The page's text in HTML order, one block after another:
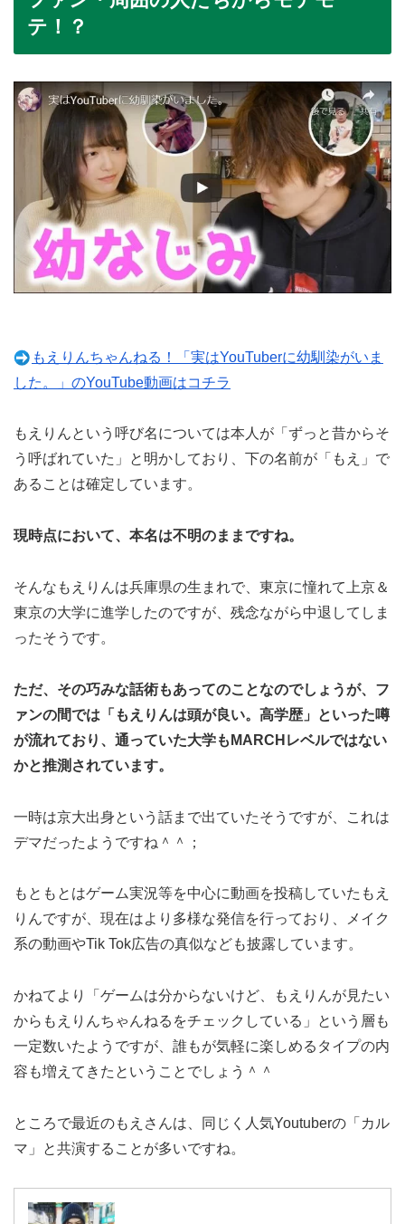
テ！？
もえりんちゃんねる！「実はYouTuberに幼馴染がいま
した。」のYouTube動画はコチラ
もえりんという呼び名については本人が「ずっと昔からそ
う呼ばれていた」と明かしており、下の名前が「もえ」で
あることは確定しています。
現時点において、本名は不明のままですね。
そんなもえりんは兵庫県の生まれで、東京に憧れて上京＆
東京の大学に進学したのですが、残念ながら中退してしま
ったそうです。
ただ、その巧みな話術もあってのことなのでしょうが、フ
ァンの間では「もえりんは頭が良い。高学歴」といった噂
が流れており、通っていた大学もMARCHレベルではない
かと推測されています。
一時は京大出身という話まで出ていたそうですが、これは
デマだったようですね＾＾；
もともとはゲーム実況等を中心に動画を投稿していたもえ
りんですが、現在はより多様な発信を行っており、メイク
系の動画やTik Tok広告の真似なども披露しています。
かねてより「ゲームは分からないけど、もえりんが見たい
からもえりんちゃんねるをチェックしている」という層も
一定数いたようですが、誰もが気軽に楽しめるタイプの内
容も増えてきたということでしょう＾＾
ところで最近のもえさんは、同じく人気Youtuberの「カル
マ」と共演することが多いですね。